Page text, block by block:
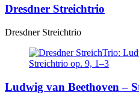
Dresdner Streichtrio
Dresdner Streichtrio
Ludwig van Beethoven –